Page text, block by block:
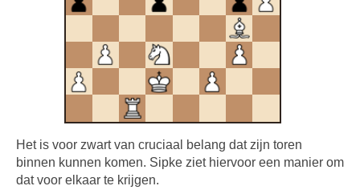
Het is voor zwart van cruciaal belang dat zijn toren
binnen kunnen komen. Sipke ziet hiervoor een manier om
dat voor elkaar te krijgen.